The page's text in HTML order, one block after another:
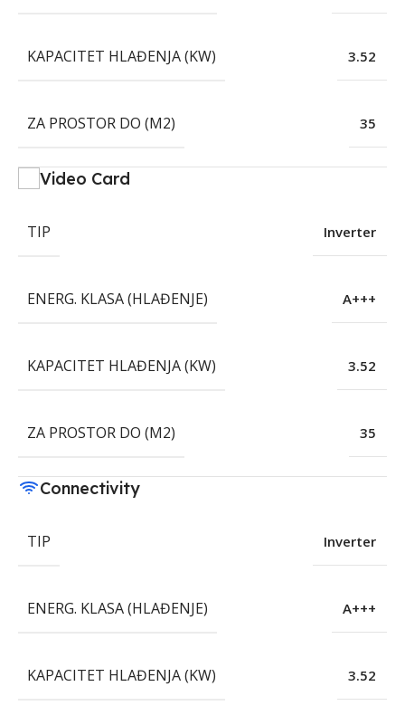
KAPACITET HLAĐENJA (KW) 3.52
ZA PROSTOR DO (M2) 35
Video Card
TIP Inverter
ENERG. KLASA (HLAĐENJE) A+++
KAPACITET HLAĐENJA (KW) 3.52
ZA PROSTOR DO (M2) 35
Connectivity
TIP Inverter
ENERG. KLASA (HLAĐENJE) A+++
KAPACITET HLAĐENJA (KW) 3.52